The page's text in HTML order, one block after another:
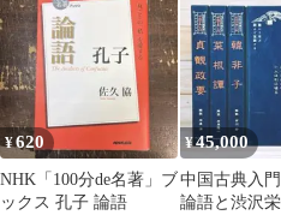
と弟子たち
（ソフトカ
¥620
NHK「100分de名著」ブ
ックス 孔子 論語
¥45,000
中国古典入
論語と渋沢